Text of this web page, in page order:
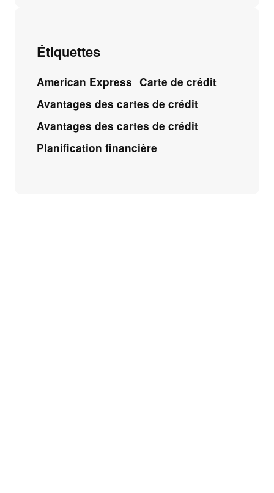
Étiquettes
American Express Carte de crédit
Avantages des cartes de crédit
Avantages des cartes de crédit
Planification financière